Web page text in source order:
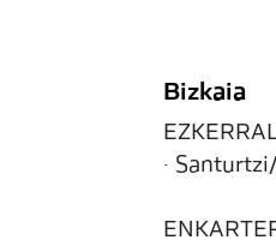
Bizkaia
·